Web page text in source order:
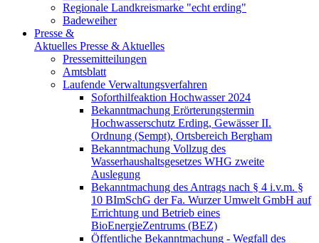
Regionale Landkreismarke "echt erding"
Badeweiher
Presse &
Aktuelles Presse & Aktuelles
Pressemitteilungen
Amtsblatt
Laufende Verwaltungsverfahren
Soforthilfeaktion Hochwasser 2024
Bekanntmachung Erörterungstermin
Hochwasserschutz Erding, Gewässer II.
Ordnung (Sempt), Ortsbereich Bergham
Bekanntmachung Vollzug des
Wasserhaushaltsgesetzes WHG zweite
Auslegung
Bekanntmachung des Antrags nach § 4 i.v.m. §
10 BImSchG der Fa. Wurzer Umwelt GmbH auf
Errichtung und Betrieb eines
BioEnergieZentrums (BEZ)
Öffentliche Bekanntmachung - Wegfall des